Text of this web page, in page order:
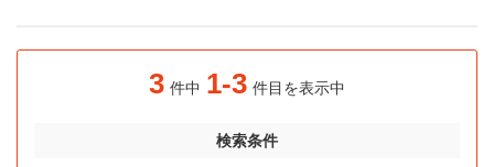
3 件中 1-3 件目を表示中
検索条件